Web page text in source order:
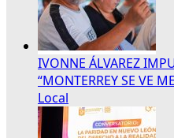
IVONNE ÁLVAREZ
“MONTERREY SE VE
Local